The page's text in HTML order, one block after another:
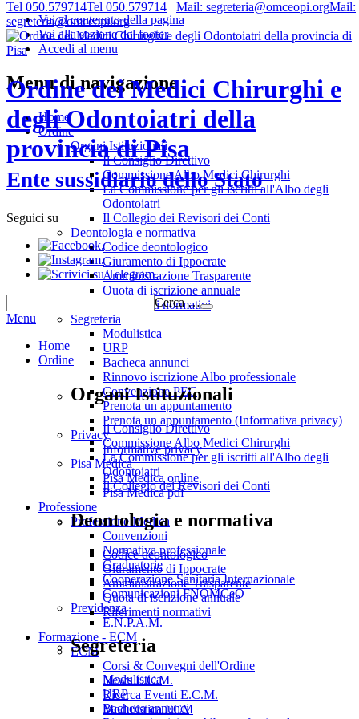
Vai al contenuto della pagina
Vai alla sezione del footer
Accedi al menu
Tel 050.579714Tel 050.579714 Mail: segreteria@omceopi.orgMail:
segreteria@omceopi.org
Ordine dei Medici Chirurghi e
degli Odontoiatri della
provincia di Pisa
Ente sussidiario dello Stato
Seguici su
.
.
.
Cerca …
Menu
Home
Ordine
Organi Istituzionali
Il Consiglio Direttivo
Commissione Albo Medici Chirurghi
La Commissione per gli iscritti all'Albo degli
Odontoiatri
Il Collegio dei Revisori dei Conti
Deontologia e normativa
Codice deontologico
Giuramento di Ippocrate
Amministrazione Trasparente
Quota di iscrizione annuale
Riferimenti normativi
Segreteria
Modulistica
URP
Bacheca annunci
Menu di navigazione
Home
Ordine
Organi Istituzionali
Il Consiglio Direttivo
Commissione Albo Medici Chirurghi
La Commissione per gli iscritti all'Albo degli
Odontoiatri
Il Collegio dei Revisori dei Conti
Deontologia e normativa
Codice deontologico
Giuramento di Ippocrate
Amministrazione Trasparente
Quota di iscrizione annuale
Riferimenti normativi
Segreteria
Modulistica
URP
Bacheca annunci
Rinnovo iscrizione Albo professionale
Convenzione PEC
Prenota un appuntamento
Prenota un appuntamento (Informativa privacy)
Privacy
Informative privacy
Pisa Medica
Pisa Medica online
Pisa Medica pdf
Professione
Professione Medica
Convenzioni
Normativa professionale
Graduatorie
Cooperazione Sanitaria Internazionale
Comunicazioni FNOMCeO
Previdenza
E.N.P.A.M.
Formazione - ECM
ECM
Corsi & Convegni dell'Ordine
News E.C.M.
Ricerca Eventi E.C.M.
Modulistica ECM